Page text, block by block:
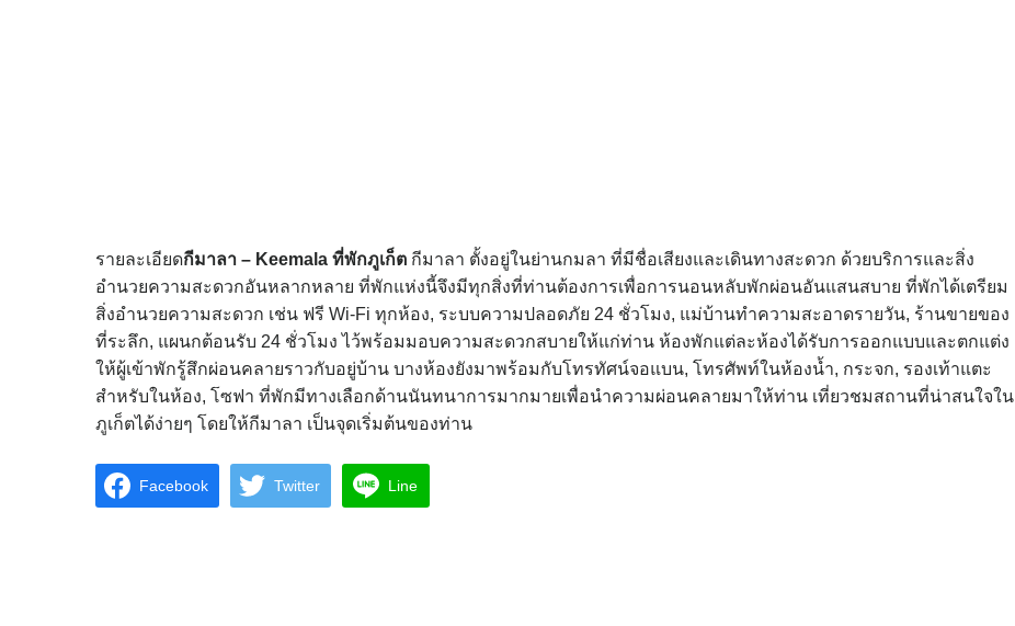
รายละเอียดกีมาลา – Keemala ที่พักภูเก็ต กีมาลา ตั้งอยู่ในย่านกมลา ที่มีชื่อเสียงและเดินทางสะดวก ด้วยบริการและสิ่ง
อำนวยความสะดวกอันหลากหลาย ที่พักแห่งนี้จึงมีทุกสิ่งที่ท่านต้องการเพื่อการนอนหลับพักผ่อนอันแสนสบาย ที่พักได้เตรียม
สิ่งอำนวยความสะดวก เช่น ฟรี Wi-Fi ทุกห้อง, ระบบความปลอดภัย 24 ชั่วโมง, แม่บ้านทำความสะอาดรายวัน, ร้านขายของ
ที่ระลึก, แผนกต้อนรับ 24 ชั่วโมง ไว้พร้อมมอบความสะดวกสบายให้แก่ท่าน ห้องพักแต่ละห้องได้รับการออกแบบและตกแต่ง
ให้ผู้เข้าพักรู้สึกผ่อนคลายราวกับอยู่บ้าน บางห้องยังมาพร้อมกับโทรทัศน์จอแบน, โทรศัพท์ในห้องน้ำ, กระจก, รองเท้าแตะ
สำหรับในห้อง, โซฟา ที่พักมีทางเลือกด้านนันทนาการมากมายเพื่อนำความผ่อนคลายมาให้ท่าน เที่ยวชมสถานที่น่าสนใจใน
ภูเก็ตได้ง่ายๆ โดยให้กีมาลา เป็นจุดเริ่มต้นของท่าน
Facebook Twitter Line